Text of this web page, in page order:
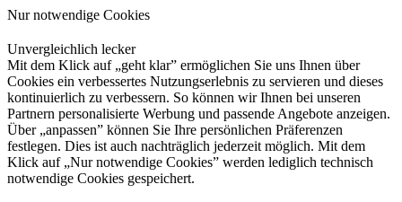
Nur notwendige Cookies
Unvergleichlich lecker
Mit dem Klick auf „geht klar” ermöglichen Sie uns Ihnen über
Cookies ein verbessertes Nutzungserlebnis zu servieren und dieses
kontinuierlich zu verbessern. So können wir Ihnen bei unseren
Partnern personalisierte Werbung und passende Angebote anzeigen.
Über „anpassen” können Sie Ihre persönlichen Präferenzen
festlegen. Dies ist auch nachträglich jederzeit möglich. Mit dem
Klick auf „Nur notwendige Cookies” werden lediglich technisch
notwendige Cookies gespeichert.